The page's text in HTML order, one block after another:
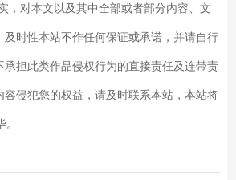
，对本文以及其中全部或者部分内容、文
及时性本站不作任何保证或承诺，并请自行
承担此类作品侵权行为的直接责任及连带责
容侵犯您的权益，请及时联系本站，本站将